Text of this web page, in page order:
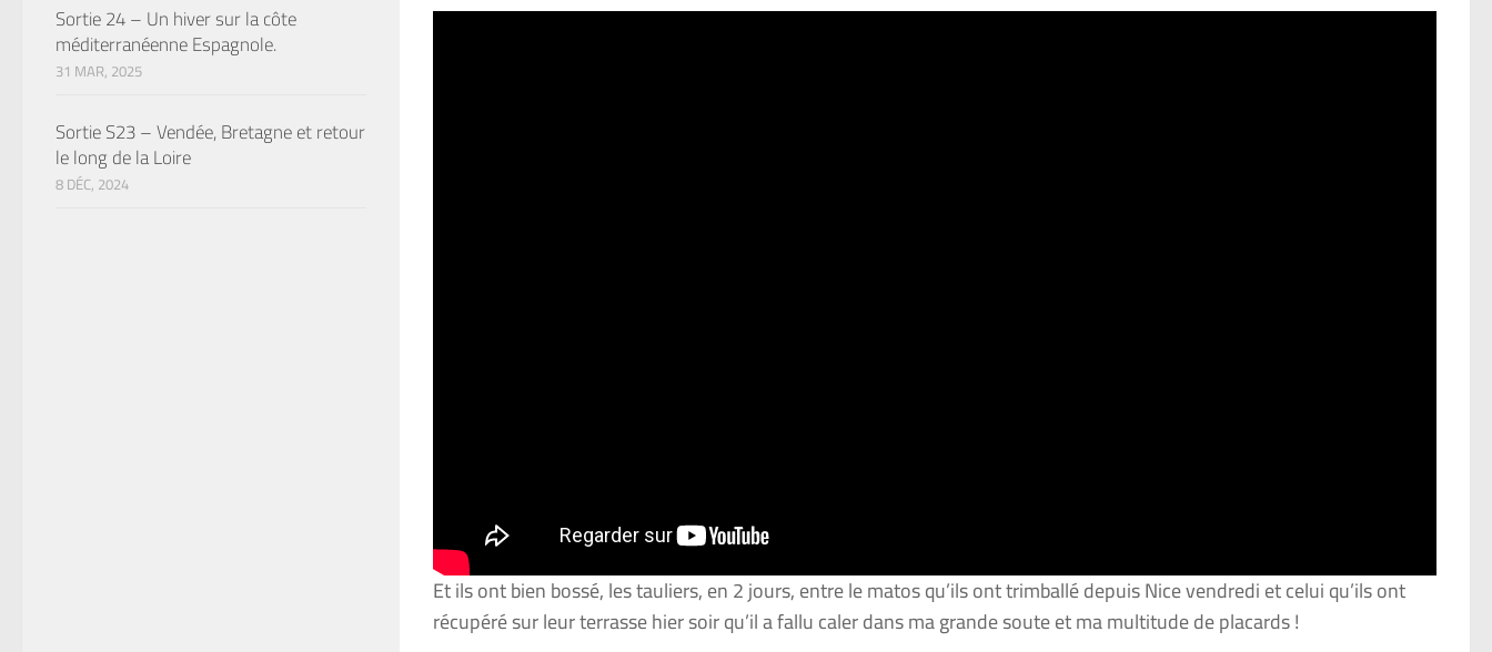
Et ils ont bien bossé, les tauliers, en 2 jours, entre le matos qu’ils ont trimballé depuis Nice vendredi et celui qu’ils ont
récupéré sur leur terrasse hier soir qu’il a fallu caler dans ma grande soute et ma multitude de placards !
Sortie 24 – Un hiver sur la côte
méditerranéenne Espagnole.
31 MAR, 2025
Sortie S23 – Vendée, Bretagne et retour
le long de la Loire
8 DÉC, 2024